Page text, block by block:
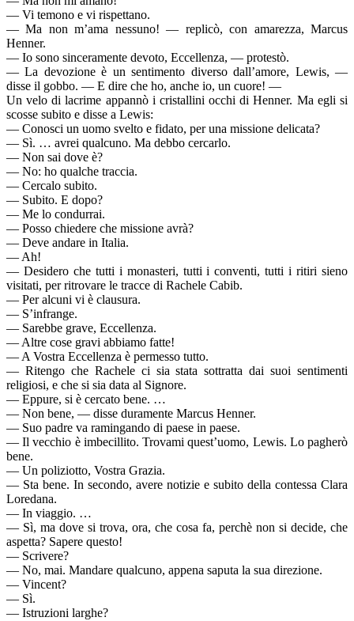
— Vi temono e vi rispettano.
— Ma non m’ama nessuno! — replicò, con amarezza, Marcus
Henner.
— Io sono sinceramente devoto, Eccellenza, — protestò.
— La devozione è un sentimento diverso dall’amore, Lewis, —
disse il gobbo. — E dire che ho, anche io, un cuore! —
Un velo di lacrime appannò i cristallini occhi di Henner. Ma egli si
scosse subito e disse a Lewis:
— Conosci un uomo svelto e fidato, per una missione delicata?
— Sì. … avrei qualcuno. Ma debbo cercarlo.
— Non sai dove è?
— No: ho qualche traccia.
— Cercalo subito.
— Subito. E dopo?
— Me lo condurrai.
— Posso chiedere che missione avrà?
— Deve andare in Italia.
— Ah!
— Desidero che tutti i monasteri, tutti i conventi, tutti i ritiri sieno
visitati, per ritrovare le tracce di Rachele Cabib.
— Per alcuni vi è clausura.
— S’infrange.
— Sarebbe grave, Eccellenza.
— Altre cose gravi abbiamo fatte!
— A Vostra Eccellenza è permesso tutto.
— Ritengo che Rachele ci sia stata sottratta dai suoi sentimenti
religiosi, e che si sia data al Signore.
— Eppure, si è cercato bene. …
— Non bene, — disse duramente Marcus Henner.
— Suo padre va ramingando di paese in paese.
— Il vecchio è imbecillito. Trovami quest’uomo, Lewis. Lo pagherò
bene.
— Un poliziotto, Vostra Grazia.
— Sta bene. In secondo, avere notizie e subito della contessa Clara
Loredana.
— In viaggio. …
— Sì, ma dove si trova, ora, che cosa fa, perchè non si decide, che
aspetta? Sapere questo!
— Scrivere?
— No, mai. Mandare qualcuno, appena saputa la sua direzione.
— Vincent?
— Sì.
— Istruzioni larghe?